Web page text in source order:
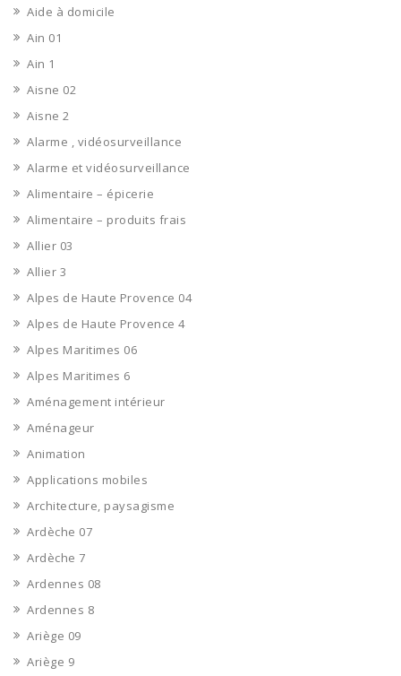
Aide à domicile
Ain 01
Ain 1
Aisne 02
Aisne 2
Alarme , vidéosurveillance
Alarme et vidéosurveillance
Alimentaire – épicerie
Alimentaire – produits frais
Allier 03
Allier 3
Alpes de Haute Provence 04
Alpes de Haute Provence 4
Alpes Maritimes 06
Alpes Maritimes 6
Aménagement intérieur
Aménageur
Animation
Applications mobiles
Architecture, paysagisme
Ardèche 07
Ardèche 7
Ardennes 08
Ardennes 8
Ariège 09
Ariège 9